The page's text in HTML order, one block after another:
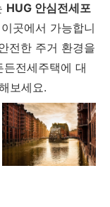
HUG 안심전세포
곳에서 가능합니
전한 주거 환경을
든전세주택에 대
보세요.